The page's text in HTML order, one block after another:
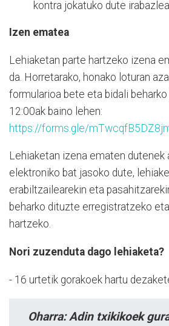
kontra jokatuko dute
Izen ematea
Lehiaketan parte hartzeko izena
da. Horretarako, honako loturan
formularioa bete eta bidali beharko
12:00ak baino lehen:
https://forms.gle/
Lehiaketan izena ematen dutenek
elektroniko bat jasoko dute,
erabiltzailearekin eta
beharko dituzte erregistratzeko
hartzeko.
Nori zuzenduta dago lehiaketa?
- 16 urtetik gorakoek hartu
Oharra: Adin txikikoek